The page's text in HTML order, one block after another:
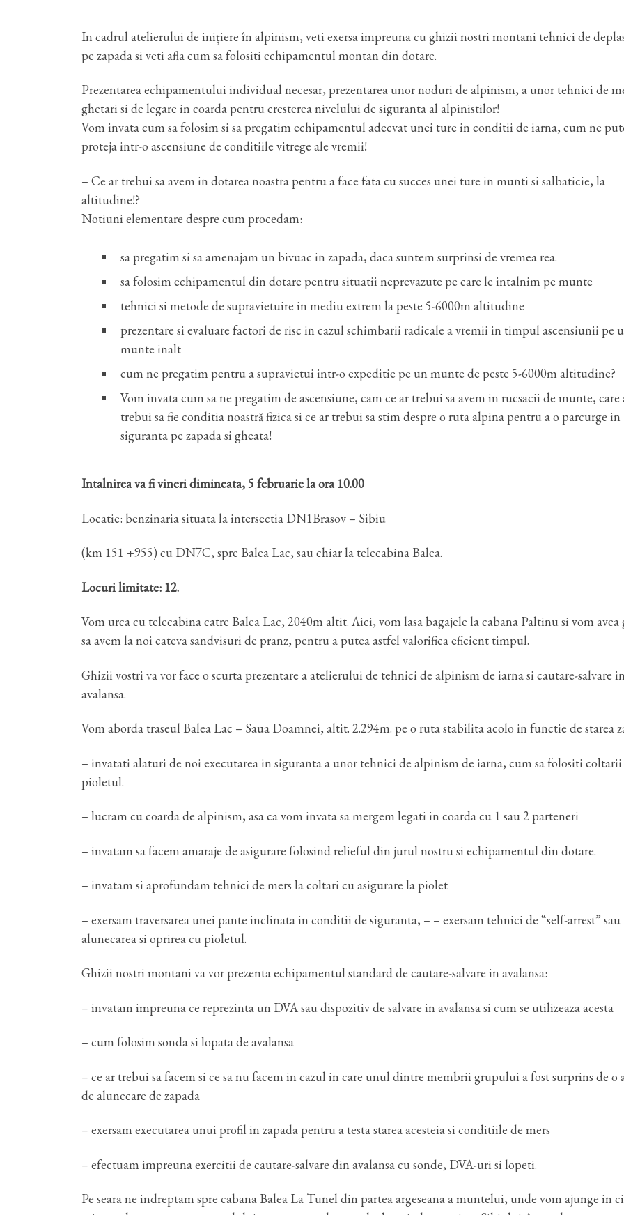
In cadrul atelierului de inițiere în alpinism, veti exersa impreuna cu ghizii nostri montani tehnici de
pe zapada si veti afla cum sa folositi echipamentul montan din dotare.
Prezentarea echipamentului individual necesar, prezentarea unor noduri de alpinism, a unor tehnici de
ghetari si de legare in coarda pentru cresterea nivelului de siguranta al alpinistilor!
Vom invata cum sa folosim si sa pregatim echipamentul adecvat unei ture in conditii de iarna, cum ne
proteja intr-o ascensiune de conditiile vitrege ale vremii!
– Ce ar trebui sa avem in dotarea noastra pentru a face fata cu succes unei ture in munti si salbaticie, la
altitudine!?
Notiuni elementare despre cum procedam:
sa pregatim si sa amenajam un bivuac in zapada, daca suntem surprinsi de vremea rea.
sa folosim echipamentul din dotare pentru situatii neprevazute pe care le intalnim pe munte
tehnici si metode de supravietuire in mediu extrem la peste 5-6000m altitudine
prezentare si evaluare factori de risc in cazul schimbarii radicale a vremii in timpul ascensiunii pe
munte inalt
cum ne pregatim pentru a supravietui intr-o expeditie pe un munte de peste 5-6000m altitudine?
Vom invata cum sa ne pregatim de ascensiune, cam ce ar trebui sa avem in rucsacii de munte, care
trebui sa fie conditia noastră fizica si ce ar trebui sa stim despre o ruta alpina pentru a o parcurge in
siguranta pe zapada si gheata!
Intalnirea va fi vineri dimineata, 5 februarie la ora 10.00
Locatie: benzinaria situata la intersectia DN1Brasov – Sibiu
(km 151 +955) cu DN7C, spre Balea Lac, sau chiar la telecabina Balea.
Locuri limitate: 12.
Vom urca cu telecabina catre Balea Lac, 2040m altit. Aici, vom lasa bagajele la cabana Paltinu si vom avea
sa avem la noi cateva sandvisuri de pranz, pentru a putea astfel valorifica eficient timpul.
Ghizii vostri va vor face o scurta prezentare a atelierului de tehnici de alpinism de iarna si cautare-salvare in
avalansa.
Vom aborda traseul Balea Lac – Saua Doamnei, altit. 2.294m. pe o ruta stabilita acolo in functie de starea
– invatati alaturi de noi executarea in siguranta a unor tehnici de alpinism de iarna, cum sa folositi coltarii
pioletul.
– lucram cu coarda de alpinism, asa ca vom invata sa mergem legati in coarda cu 1 sau 2 parteneri
– invatam sa facem amaraje de asigurare folosind relieful din jurul nostru si echipamentul din dotare.
– invatam si aprofundam tehnici de mers la coltari cu asigurare la piolet
– exersam traversarea unei pante inclinata in conditii de siguranta, – – exersam tehnici de “self-arrest” sau
alunecarea si oprirea cu pioletul.
Ghizii nostri montani va vor prezenta echipamentul standard de cautare-salvare in avalansa:
– invatam impreuna ce reprezinta un DVA sau dispozitiv de salvare in avalansa si cum se utilizeaza acesta
– cum folosim sonda si lopata de avalansa
– ce ar trebui sa facem si ce sa nu facem in cazul in care unul dintre membrii grupului a fost surprins de o
de alunecare de zapada
– exersam executarea unui profil in zapada pentru a testa starea acesteia si conditiile de mers
– efectuam impreuna exercitii de cautare-salvare din avalansa cu sonde, DVA-uri si lopeti.
Pe seara ne indreptam spre cabana Balea La Tunel din partea argeseana a muntelui, unde vom ajunge in